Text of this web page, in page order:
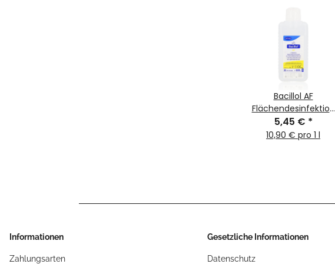
Bacillol AF
Flächendesinfektion
500ml
5,45 € *
10,90 € pro 1 l
Informationen
Zahlungsarten
Gesetzliche Informationen
Datenschutz